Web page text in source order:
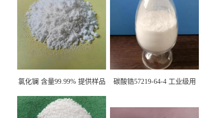
氯化镧 含量99.99% 提供样品
碳酸锆57219-64-4 工业级用